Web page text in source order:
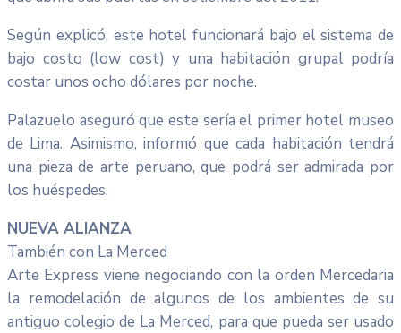
Según explicó, este hotel funcionará bajo el sistema de
bajo costo (low cost) y una habitación grupal podría
costar unos ocho dólares por noche.
Palazuelo aseguró que este sería el primer hotel museo
de Lima. Asimismo, informó que cada habitación tendrá
una pieza de arte peruano, que podrá ser admirada por
los huéspedes.
NUEVA ALIANZA
También con La Merced
Arte Express viene negociando con la orden Mercedaria
la remodelación de algunos de los ambientes de su
antiguo colegio de La Merced, para que pueda ser usado